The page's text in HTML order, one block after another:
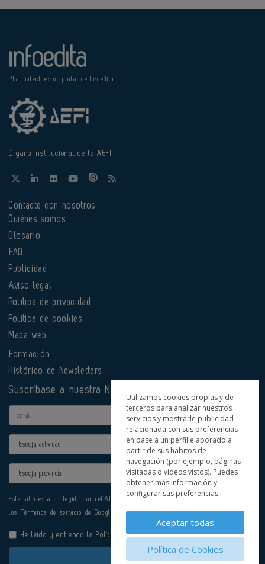
Pharmatech es un portal de Infoedita
Órgano institucional de la AEFI
Contacte con nosotros
Quiénes somos
Glosario
FAQ
Publicidad
Aviso legal
Política de privacidad
Política de cookies
Mapa web
Formación
Histórico de Newsletters
Suscríbase a nuestra Newsletter
Email
Actividad
Provincia
Este sitio está protegido por reCAPTCHA y se aplican la
los Términos de servicio de Google.
He leído y entiendo la Política de Privacidad
Enviar
Utilizamos cookies propias y de
terceros para analizar nuestros
servicios y mostrarle publicidad
relacionada con sus preferencias
en base a un perfil elaborado a
partir de sus hábitos de
navegación (por ejemplo, páginas
visitadas o videos vistos). Puedes
obtener más información y
configurar sus preferencias.
Aceptar todas
Política de Cookies